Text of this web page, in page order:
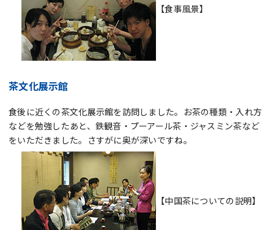
【食事風景】
茶文化展示館
食後に近くの茶文化展示館を訪問しました。お茶の種類・入れ方
などを勉強したあと、鉄観音・プーアール茶・ジャスミン茶など
をいただきました。さすがに奥が深いですね。
【中国茶についての説明】